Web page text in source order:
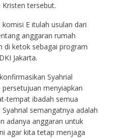
tersebut.
E itulah usulan dari
anggaran rumah
di ketok sebagai program
Jakarta.
Syahrial
menyiapkan
tempat ibadah semua
semangatnya adalah
adanya anggaran untuk
agar kita tetap menjaga